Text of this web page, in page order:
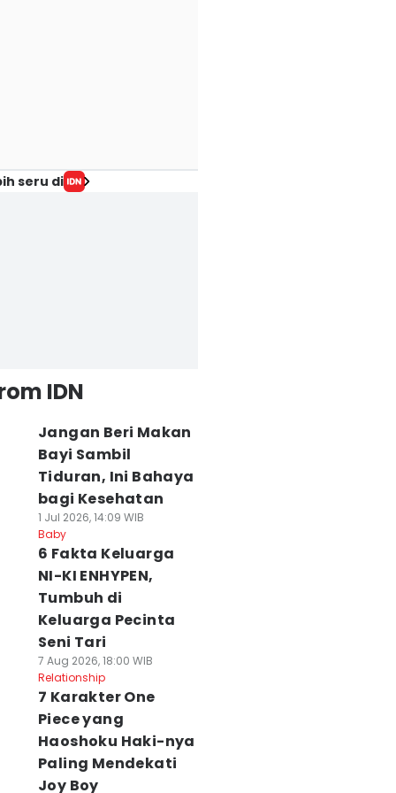
seru di
IDN
Jangan Beri Makan
Bayi Sambil
Tiduran, Ini Bahaya
bagi Kesehatan
1 Jul 2026, 14:09 WIB
Baby
6 Fakta Keluarga
NI-KI ENHYPEN,
Tumbuh di
Keluarga Pecinta
Seni Tari
7 Aug 2026, 18:00 WIB
Relationship
7 Karakter One
Piece yang
Haoshoku Haki-nya
Paling Mendekati
Joy Boy